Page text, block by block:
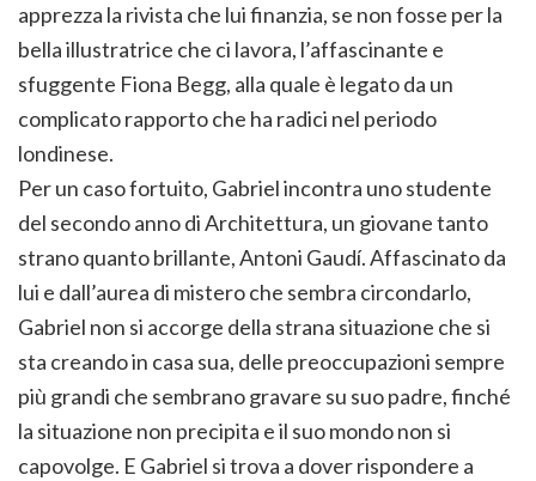
apprezza la rivista che lui finanzia, se non fosse per la
bella illustratrice che ci lavora, l’affascinante e
sfuggente Fiona Begg, alla quale è legato da un
complicato rapporto che ha radici nel periodo
londinese.
Per un caso fortuito, Gabriel incontra uno studente
del secondo anno di Architettura, un giovane tanto
strano quanto brillante, Antoni Gaudí. Affascinato da
lui e dall’aurea di mistero che sembra circondarlo,
Gabriel non si accorge della strana situazione che si
sta creando in casa sua, delle preoccupazioni sempre
più grandi che sembrano gravare su suo padre, finché
la situazione non precipita e il suo mondo non si
capovolge. E Gabriel si trova a dover rispondere a